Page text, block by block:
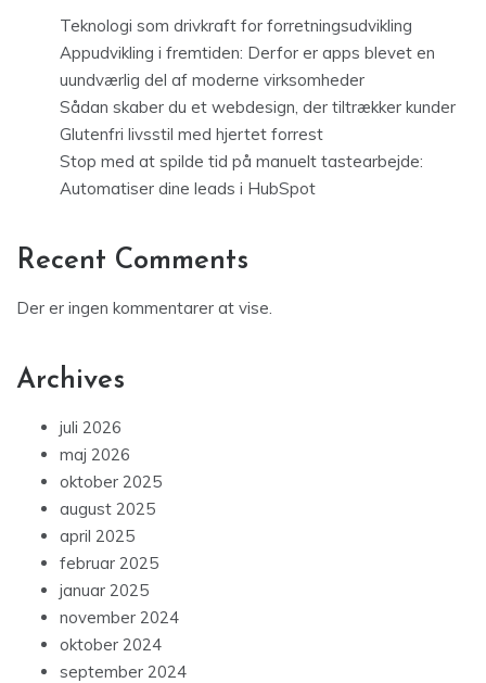
Teknologi som drivkraft for forretningsudvikling
Appudvikling i fremtiden: Derfor er apps blevet en
uundværlig del af moderne virksomheder
Sådan skaber du et webdesign, der tiltrækker kunder
Glutenfri livsstil med hjertet forrest
Stop med at spilde tid på manuelt tastearbejde:
Automatiser dine leads i HubSpot
Recent Comments
Der er ingen kommentarer at vise.
Archives
juli 2026
maj 2026
oktober 2025
august 2025
april 2025
februar 2025
januar 2025
november 2024
oktober 2024
september 2024